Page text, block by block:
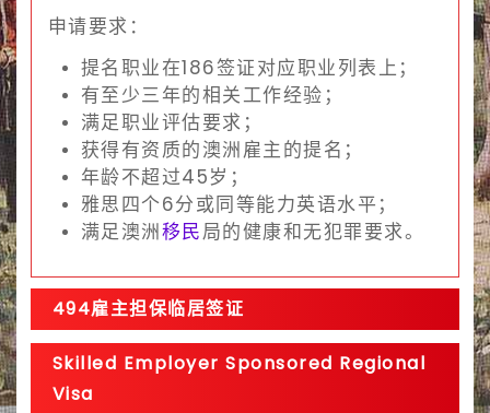
申请要求：
提名职业在186签证对应职业列表上；
有至少三年的相关工作经验；
满足职业评估要求；
获得有资质的澳洲雇主的提名；
年龄不超过45岁；
雅思四个6分或同等能力英语水平；
满足澳洲移民局的健康和无犯罪要求。
494雇主担保临居签证
Skilled Employer Sponsored Regional
Visa